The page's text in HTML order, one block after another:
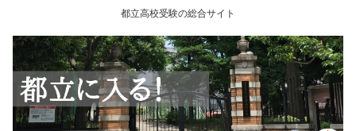
都立高校受験の総合サイト